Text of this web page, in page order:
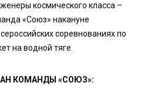
космического класса –
«Союз» накануне
соревнованиях по
на водной тяге.
КОМАНДЫ «СОЮЗ»: